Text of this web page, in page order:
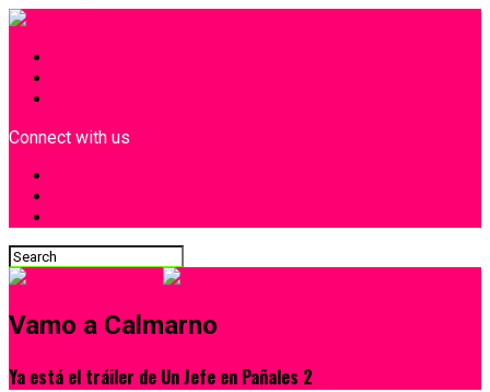
Connect with us
Vamo a Calmarno
Ya está el tráiler de Un Jefe en Pañales 2